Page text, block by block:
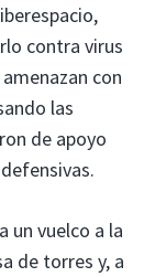
contra virus
con
las
de apoyo
un vuelco a la
de torres y, a